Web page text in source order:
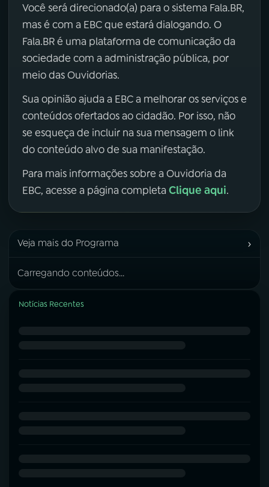
Você será direcionado(a) para o sistema Fala.BR,
mas é com a EBC que estará dialogando. O
Fala.BR é uma plataforma de comunicação da
sociedade com a administração pública, por
meio das Ouvidorias.
Sua opinião ajuda a EBC a melhorar os serviços e
conteúdos ofertados ao cidadão. Por isso, não
se esqueça de incluir na sua mensagem o link
do conteúdo alvo de sua manifestação.
Para mais informações sobre a Ouvidoria da
EBC, acesse a página completa Clique aqui.
Veja mais do Programa ›
Carregando conteúdos...
Notícias Recentes